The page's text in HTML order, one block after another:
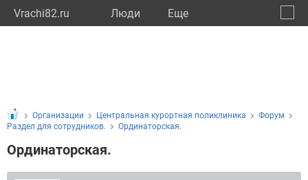
Vrachi82.ru Люди Eще
Организации Центральная курортная поликлиника
Форум
Раздел для сотрудников.
Ординаторская.
Ординаторская.